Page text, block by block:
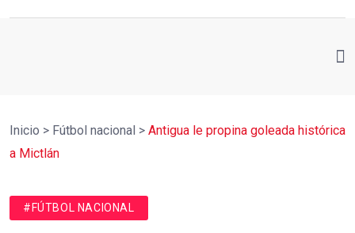
Inicio > Fútbol nacional > Antigua le propina goleada histórica
a Mictlán
#FÚTBOL NACIONAL